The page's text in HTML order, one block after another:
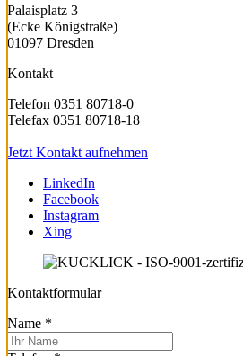
Palaisplatz 3
(Ecke Königstraße)
01097 Dresden
Kontakt
Telefon 0351 80718-0
Telefax 0351 80718-18
Jetzt Kontakt aufnehmen
LinkedIn
Facebook
Instagram
Xing
Kontaktformular
Name *